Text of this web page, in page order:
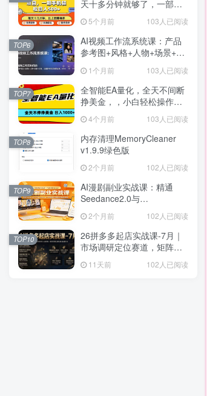
天十多分钟就够了，一部手
机，轻松日入5张【揭秘】
5个月前 103人已阅读
AI视频工作流系统课：产品
参考图+风格+人物+场景+分
统，稳定产出高质量视频
1个月前 103人已阅读
TOP6
全智能EA量化，全天不间断
挣美金，，小白轻松操作，
4个月前 103人已阅读
TOP7
内存清理MemoryCleaner
v1.9.9绿色版
2个月前 102人已阅读
TOP8
AI漫剧副业实战课：精通
Seedance2.0与
款实现涨粉变现
2个月前 102人已阅读
TOP9
26拼多多起店实战课-7月｜
市场调研定位赛道，矩阵秒
法解决新品起量卡点
11天前 102人已阅读
TOP10